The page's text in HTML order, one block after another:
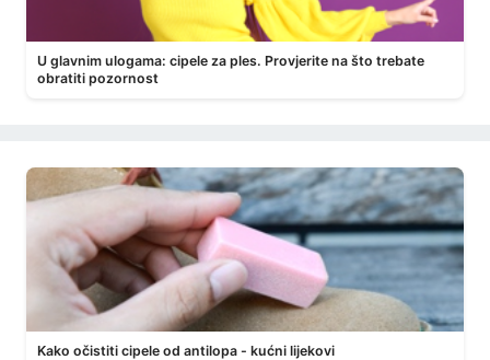
U glavnim ulogama: cipele za ples. Provjerite na što trebate
obratiti pozornost
Kako očistiti cipele od antilopa - kućni lijekovi